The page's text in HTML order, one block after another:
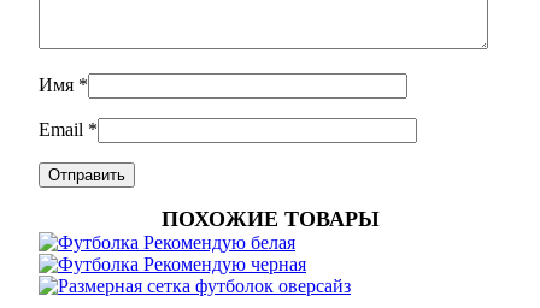
Имя *
Email *
ПОХОЖИЕ ТОВАРЫ